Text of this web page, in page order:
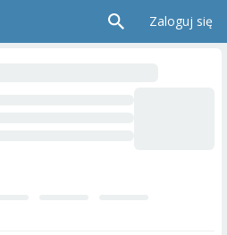
Zaloguj się